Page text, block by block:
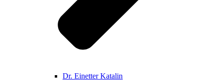
Dr. Einetter Katalin